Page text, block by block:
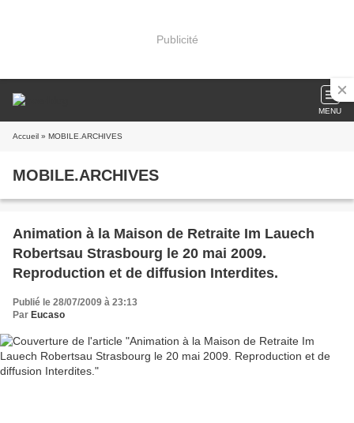
Publicité
MENU
Accueil » MOBILE.ARCHIVES
MOBILE.ARCHIVES
Animation à la Maison de Retraite Im Lauech
Robertsau Strasbourg le 20 mai 2009.
Reproduction et de diffusion Interdites.
Publié le 28/07/2009 à 23:13
Par Eucaso